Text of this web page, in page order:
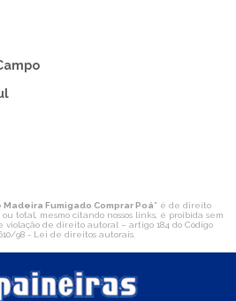
Fumigado Comprar Poá" é de direito
total, mesmo citando nossos links, é proibida sem
violação de direito autoral – artigo 184 do Código
98 - Lei de direitos autorais